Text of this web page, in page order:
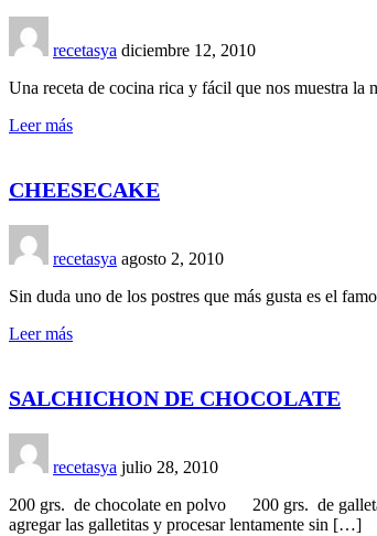
recetasya diciembre 12, 2010
Una receta de cocina rica y fácil que nos muestra la
Leer más
CHEESECAKE
recetasya agosto 2, 2010
Sin duda uno de los postres que más gusta es el
Leer más
SALCHICHON DE CHOCOLATE
recetasya julio 28, 2010
200 grs. de chocolate en polvo 200 grs. de
agregar las galletitas y procesar lentamente sin […]